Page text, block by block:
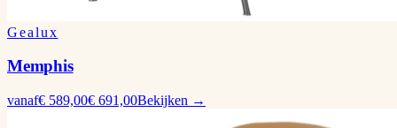
Gealux
Memphis
vanaf€ 589,00€ 691,00Bekijken →